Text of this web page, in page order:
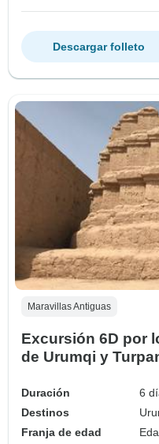
Descargar folleto
Maravillas Antiguas
Excursión 6D por
de Urumqi y
Duración
6
Destinos
Franja de edad